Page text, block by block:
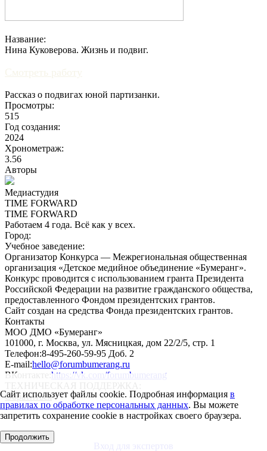
Название:
Нина Куковерова. Жизнь и подвиг.
Смотреть работу
Рассказ о подвигах юной партизанки.
Просмотры:
515
Год создания:
2024
Хронометраж:
3.56
Авторы
Медиастудия
TIME FORWARD
TIME FORWARD
Работаем 4 года. Всё как у всех.
Город:
Учебное заведение:
Организатор Конкурса — Межрегиональная общественная
организация «Детское медийное объединение «Бумеранг».
Конкурс проводится с использованием гранта Президента
Российской Федерации на развитие гражданского общества,
предоставленного Фондом президентских грантов.
Сайт создан на средства Фонда президентских грантов.
Контакты
МОО ДМО «Бумеранг»
101000, г. Москва, ул. Мясницкая, дом 22/2/5, стр. 1
Телефон:8-495-260-59-95 Доб. 2
E-mail:hello@forumbumerang.ru
ВКонтакте: https://vk.com/forumbumerang
Обратиться
Сайт использует файлы cookie. Подробная информация в
правилах по обработке персональных данных. Вы можете
запретить сохранение cookie в настройках своего браузера.
Продолжить